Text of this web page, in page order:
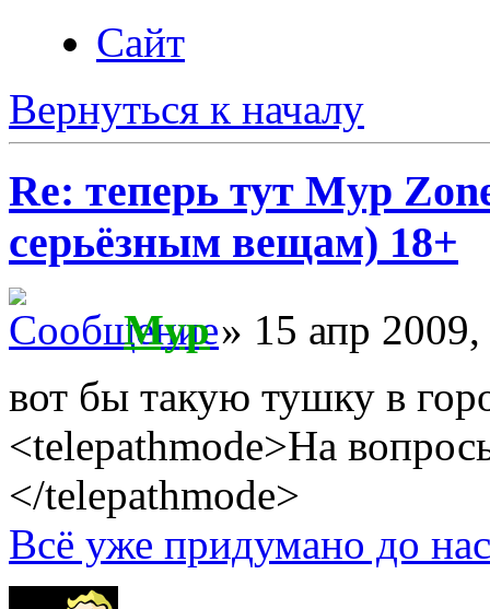
Сайт
Вернуться к началу
Re: теперь тут Myp
серьёзным вещам) 18+
Myp» 15 апр 2009,
вот бы такую тушку в
<telepathmode>На
</telepathmode>
Всё уже придумано до